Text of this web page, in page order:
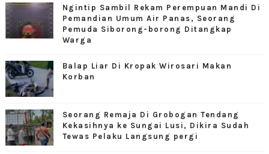
Ngintip Sambil Rekam Perempuan Mandi Di
Pemandian Umum Air Panas, Seorang
Pemuda Siborong-borong Ditangkap
Warga
Balap Liar Di Kropak Wirosari Makan
Korban
Seorang Remaja Di Grobogan Tendang
Kekasihnya ke Sungai Lusi, Dikira Sudah
Tewas Pelaku Langsung pergi